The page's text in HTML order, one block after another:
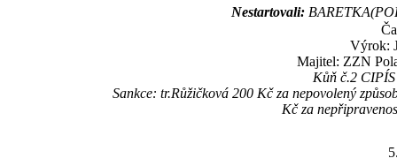
Nestartovali:
Výrok:
Majitel: ZZN
Kůň č.2
Sankce: tr.Růžičková 200 Kč za nepovolený
Kč za